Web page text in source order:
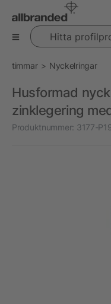
Hitta profilprodukter
timmar Nyckelringar
Husformad
zinklegering
Produktnummer: 3177-